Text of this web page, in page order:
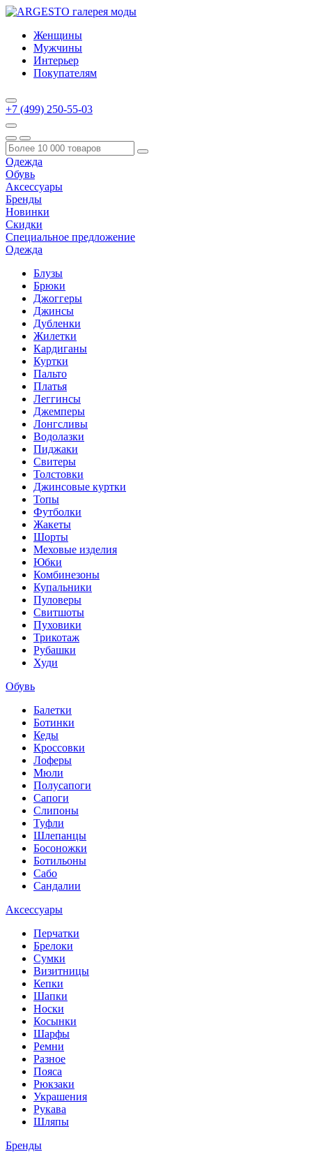
Женщины
Мужчины
Интерьер
Покупателям
+7 (499) 250-55-03
Одежда
Обувь
Аксессуары
Бренды
Новинки
Скидки
Специальное предложение
Одежда
Блузы
Брюки
Джоггеры
Джинсы
Дубленки
Жилетки
Кардиганы
Куртки
Пальто
Платья
Леггинсы
Джемперы
Лонгсливы
Водолазки
Пиджаки
Свитеры
Толстовки
Джинсовые куртки
Топы
Футболки
Жакеты
Шорты
Меховые изделия
Юбки
Комбинезоны
Купальники
Пуловеры
Свитшоты
Пуховики
Трикотаж
Рубашки
Худи
Обувь
Балетки
Ботинки
Кеды
Кроссовки
Лоферы
Мюли
Полусапоги
Сапоги
Слипоны
Туфли
Шлепанцы
Босоножки
Ботильоны
Сабо
Сандалии
Аксессуары
Перчатки
Брелоки
Сумки
Визитницы
Кепки
Шапки
Носки
Косынки
Шарфы
Ремни
Разное
Пояса
Рюкзаки
Украшения
Рукава
Шляпы
Бренды